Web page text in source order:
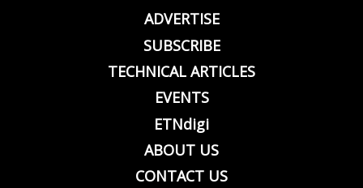
ADVERTISE
SUBSCRIBE
TECHNICAL ARTICLES
EVENTS
ETNdigi
ABOUT US
CONTACT US